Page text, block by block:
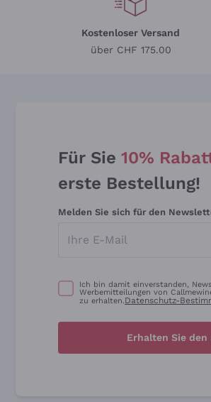
Kostenloser Versand
über CHF 175.00
Für Sie 10%
erste Bestellung!
Melden Sie sich für den
Ich bin damit einverstanden,
Werbemitteilungen von
zu erhalten.Datenschutz-
Erhalten Sie den